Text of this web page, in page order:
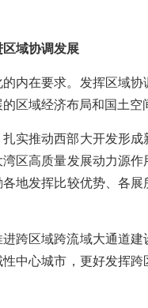
域协调发展
内在要求。发挥区域
区域经济布局和国土空
扎实推动西部大开发形
区高质量发展动力源
地发挥比较优势、各
进跨区域跨流域大通道
中心城市，更好发挥